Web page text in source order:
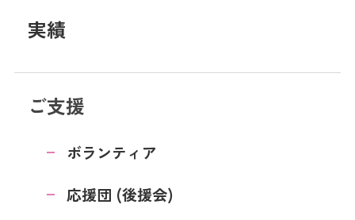
実績
ご支援
ボランティア
応援団 (後援会)